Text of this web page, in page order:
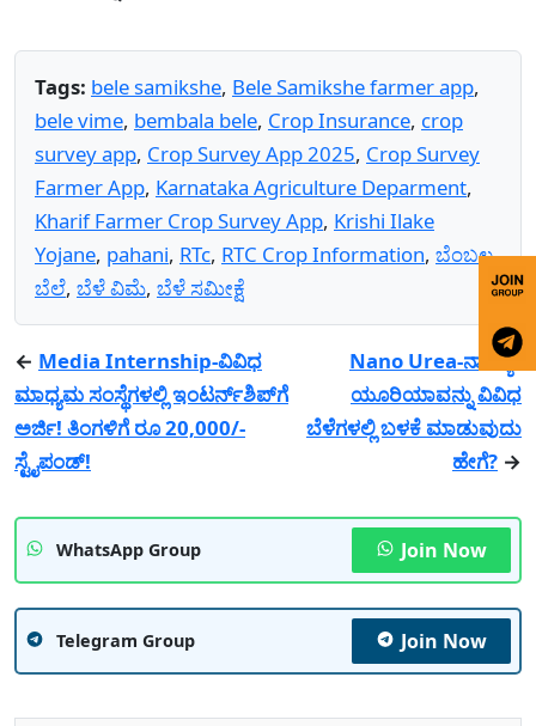
Tags: bele samikshe, Bele Samikshe farmer app,
bele vime, bembala bele, Crop Insurance, crop
survey app, Crop Survey App 2025, Crop Survey
Farmer App, Karnataka Agriculture Deparment,
Kharif Farmer Crop Survey App, Krishi Ilake
Yojane, pahani, RTc, RTC Crop Information, ಬೆಂಬಲ
ಬೆಲೆ, ಬೆಳೆ ವಿಮೆ, ಬೆಳೆ ಸಮೀಕ್ಷೆ
← Media Internship-ವಿವಿಧ
ಮಾಧ್ಯಮ ಸಂಸ್ಥೆಗಳಲ್ಲಿ ಇಂಟರ್ನ್‍ಶಿಪ್‍ಗೆ
ಅರ್ಜಿ! ತಿಂಗಳಿಗೆ ರೂ 20,000/-
ಸ್ಟೈಪಂಡ್!
Nano Urea-ನಾನ್ಯೋ
ಯೂರಿಯಾವನ್ನು ವಿವಿಧ
ಬೆಳೆಗಳಲ್ಲಿ ಬಳಕೆ ಮಾಡುವುದು
ಹೇಗೆ? →
WhatsApp Group Join Now
Telegram Group Join Now